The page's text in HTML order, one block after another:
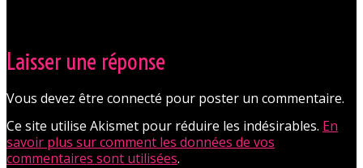
Laisser une réponse
Vous devez être connecté pour poster un commentaire.
Ce site utilise Akismet pour réduire les indésirables. En
savoir plus sur comment les données de vos
commentaires sont utilisées.